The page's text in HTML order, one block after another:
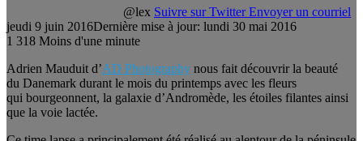
@lex Suivre sur Twitter Envoyer un courriel
jeudi 9 juin 2016Dernière mise à jour: lundi 30 mai 2016
1 318 Moins d'une minute
Adrien Mauduit d’AD Photography nous fait découvrir la beauté
du Danemark durant le mois du printemps avec les fleurs
qui bourgeonnent, la galaxie d’Andromède, les étoiles filantes ainsi
que la voie lactée.